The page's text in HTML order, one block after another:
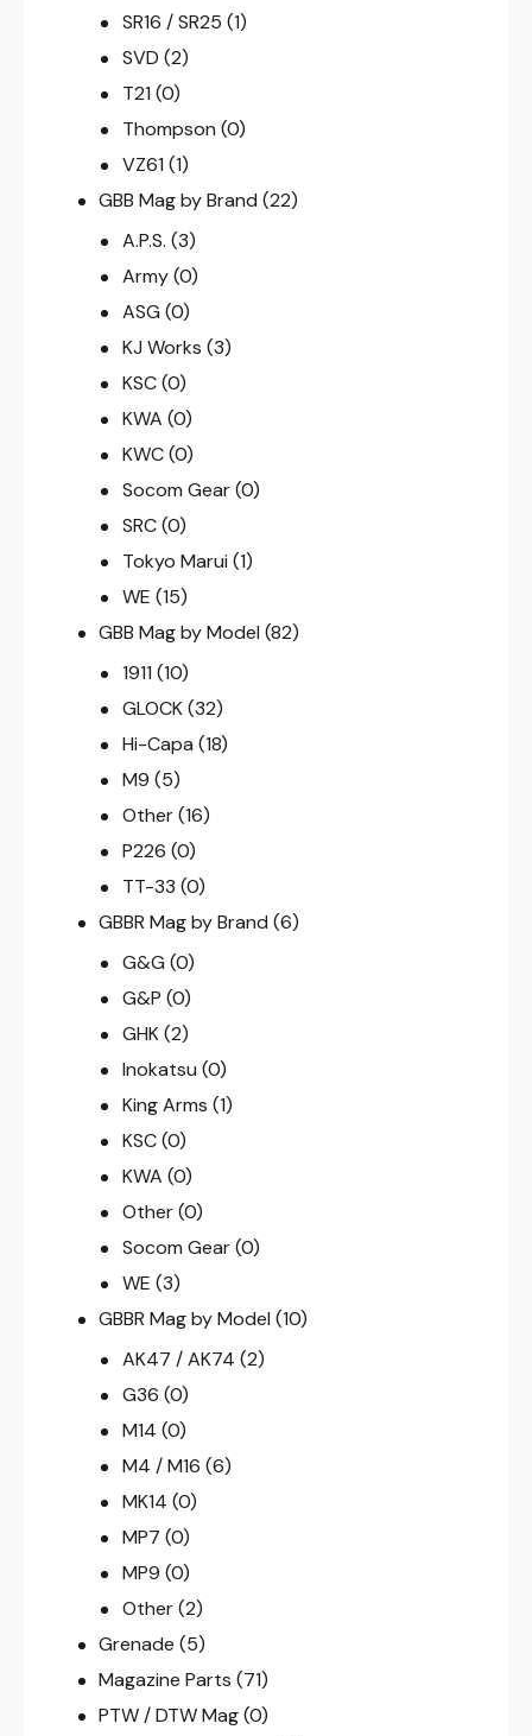
SR16 / SR25 (1)
SVD (2)
T21 (0)
Thompson (0)
VZ61 (1)
GBB Mag by Brand (22)
A.P.S. (3)
Army (0)
ASG (0)
KJ Works (3)
KSC (0)
KWA (0)
KWC (0)
Socom Gear (0)
SRC (0)
Tokyo Marui (1)
WE (15)
GBB Mag by Model (82)
1911 (10)
GLOCK (32)
Hi-Capa (18)
M9 (5)
Other (16)
P226 (0)
TT-33 (0)
GBBR Mag by Brand (6)
G&G (0)
G&P (0)
GHK (2)
Inokatsu (0)
King Arms (1)
KSC (0)
KWA (0)
Other (0)
Socom Gear (0)
WE (3)
GBBR Mag by Model (10)
AK47 / AK74 (2)
G36 (0)
M14 (0)
M4 / M16 (6)
MK14 (0)
MP7 (0)
MP9 (0)
Other (2)
Grenade (5)
Magazine Parts (71)
PTW / DTW Mag (0)